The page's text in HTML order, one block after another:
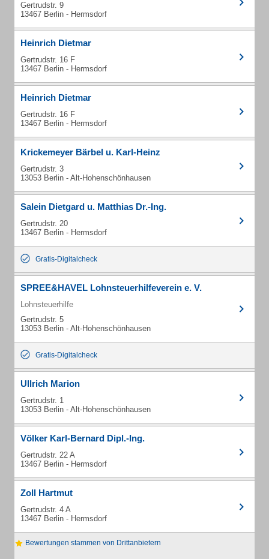
Gertrudstr. 9
13467 Berlin - Hermsdorf
Heinrich Dietmar
Gertrudstr. 16 F
13467 Berlin - Hermsdorf
Heinrich Dietmar
Gertrudstr. 16 F
13467 Berlin - Hermsdorf
Krickemeyer Bärbel u. Karl-Heinz
Gertrudstr. 3
13053 Berlin - Alt-Hohenschönhausen
Salein Dietgard u. Matthias Dr.-Ing.
Gertrudstr. 20
13467 Berlin - Hermsdorf
Gratis-Digitalcheck
SPREE&HAVEL Lohnsteuerhilfeverein e. V.
Lohnsteuerhilfe
Gertrudstr. 5
13053 Berlin - Alt-Hohenschönhausen
Gratis-Digitalcheck
Ullrich Marion
Gertrudstr. 1
13053 Berlin - Alt-Hohenschönhausen
Völker Karl-Bernard Dipl.-Ing.
Gertrudstr. 22 A
13467 Berlin - Hermsdorf
Zoll Hartmut
Gertrudstr. 4 A
13467 Berlin - Hermsdorf
Bewertungen stammen von Drittanbietern